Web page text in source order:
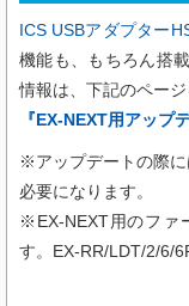
ICS USBアダプター
機能も、もちろん搭
情報は、下記のページ
『EX-NEXT用アップ
※アップデートの際
必要になります。
※EX-NEXT用のファ
す。EX-RR/LDT/2/6/